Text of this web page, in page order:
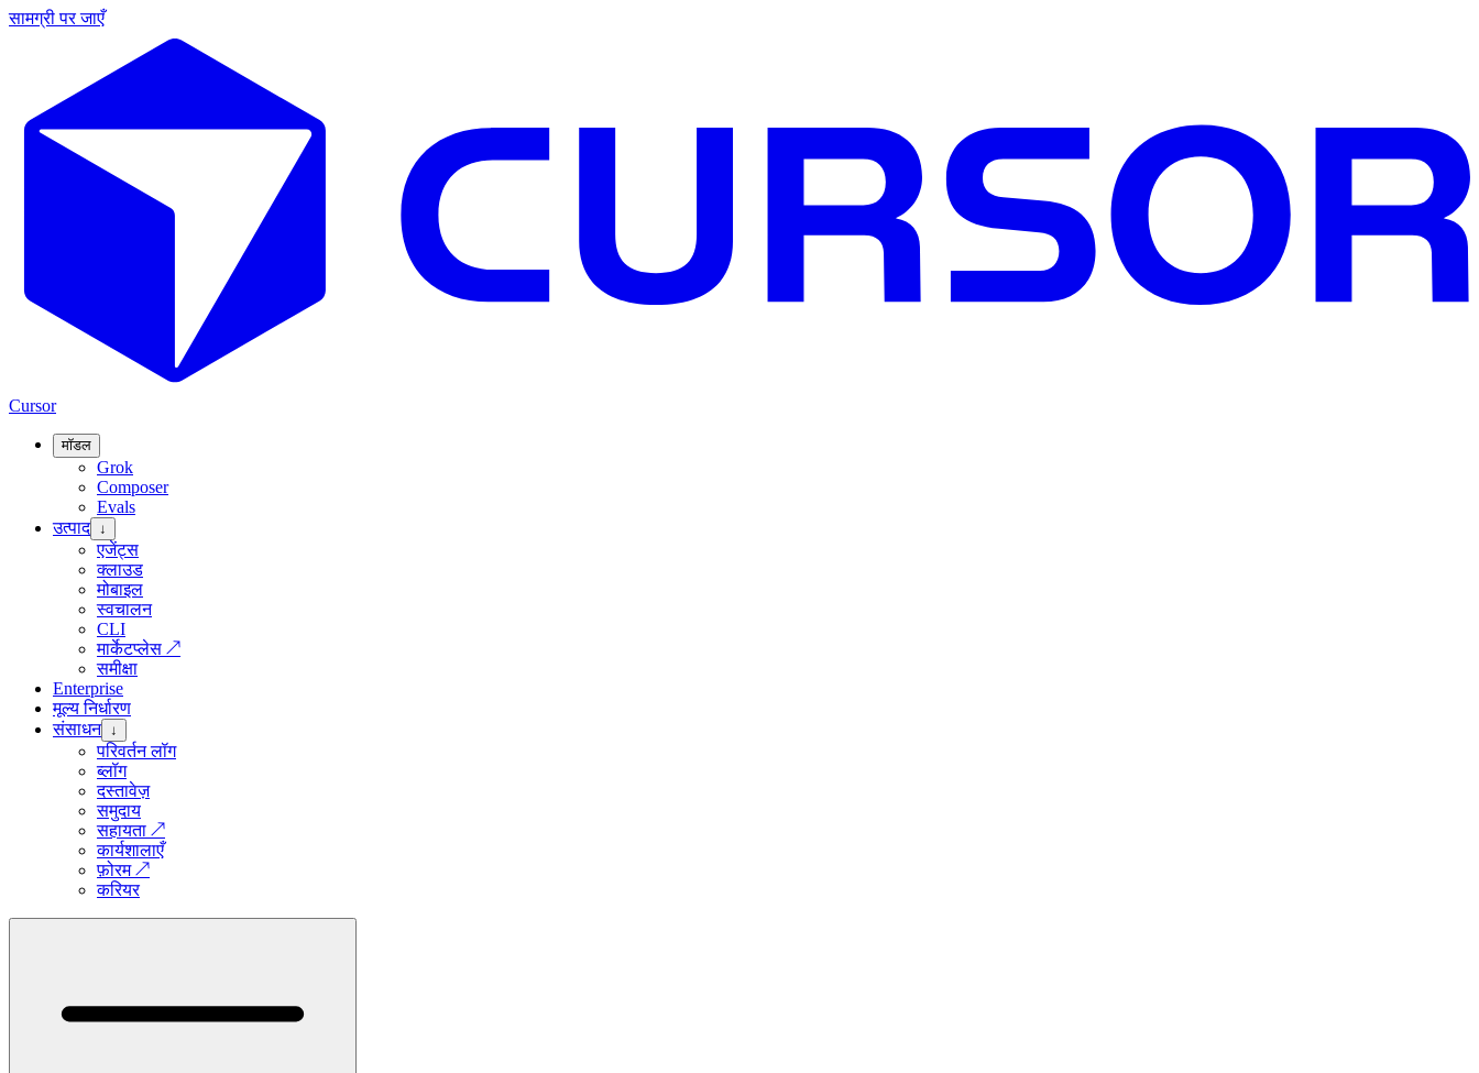
सामग्री पर जाएँ
Cursor
मॉडल
Grok
Composer
Evals
उत्पाद ↓
एजेंट्स
क्लाउड
मोबाइल
स्वचालन
CLI
मार्केटप्लेस ↗
समीक्षा
Enterprise
मूल्य निर्धारण
संसाधन ↓
परिवर्तन लॉग
ब्लॉग
दस्तावेज़
समुदाय
सहायता ↗
कार्यशालाएँ
फ़ोरम↗
करियर